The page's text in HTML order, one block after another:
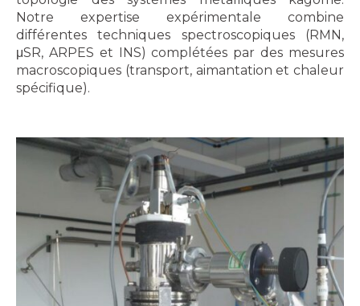
Notre expertise expérimentale combine
différentes techniques spectroscopiques (RMN,
μSR, ARPES et INS) complétées par des mesures
macroscopiques (transport, aimantation et chaleur
spécifique).